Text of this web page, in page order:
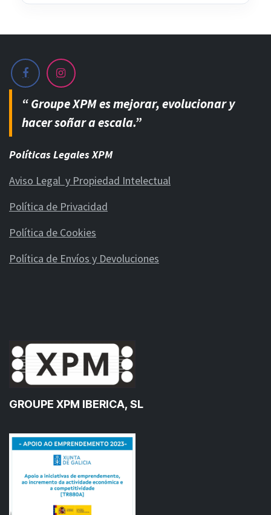
“ Groupe XPM es mejorar, evolucionar y
hacer soñar a escala.”
Políticas Legales XPM
Aviso Legal y Propiedad Intelectual
Política de Privacidad
Política de Cookies
Política de Envíos y Devoluciones
GROUPE XPM IBERICA, SL